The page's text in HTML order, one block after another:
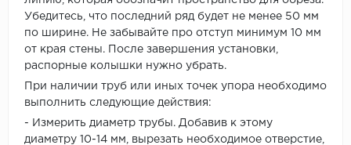
Убедитесь, что последний ряд будет не менее 50 мм
по ширине. Не забывайте про отступ минимум 10 мм
от края стены. После завершения установки,
распорные колышки нужно убрать.
При наличии труб или иных точек упора необходимо
выполнить следующие действия:
- Измерить диаметр трубы. Добавив к этому
диаметру 10-14 мм, вырезать необходимое отверстие,